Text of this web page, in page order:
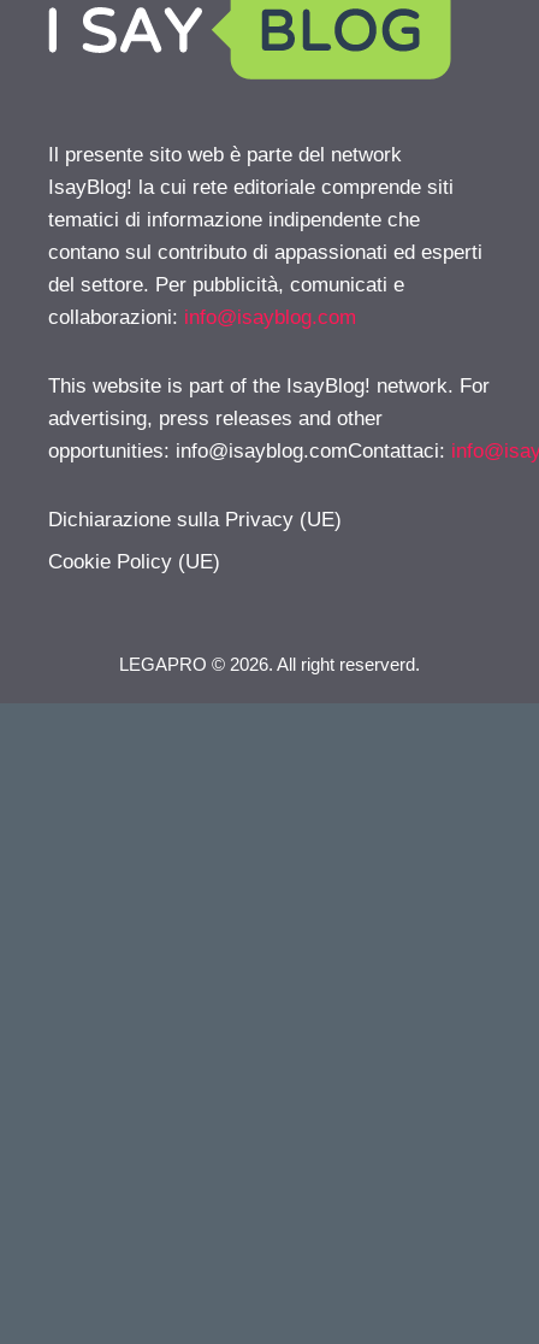
Il presente sito web è parte del network
IsayBlog! la cui rete editoriale comprende siti
tematici di informazione indipendente che
contano sul contributo di appassionati ed esperti
del settore. Per pubblicità, comunicati e
collaborazioni: info@isayblog.com
This website is part of the IsayBlog! network. For
advertising, press releases and other
opportunities: info@isayblog.comContattaci:
Dichiarazione sulla Privacy (UE)
Cookie Policy (UE)
LEGAPRO © 2026. All right reserverd.